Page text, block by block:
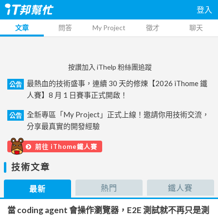
登入
文章 問答 My Project 徵才 聊天
按讚加入 iThelp 粉絲團追蹤
公告
最熱血的技術盛事，連續 30 天的修煉【2026 iThome 鐵
人賽】8 月 1 日賽事正式開啟！
公告
全新專區「My Project」正式上線！邀請你用技術交流，
分享最真實的開發經驗
前往 iThome鐵人賽
技術文章
最新 熱門 鐵人賽
當 coding agent 會操作瀏覽器，E2E 測試就不再只是測